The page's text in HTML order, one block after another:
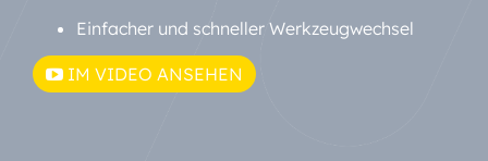
Einfacher und schneller Werkzeugwechsel
IM VIDEO ANSEHEN